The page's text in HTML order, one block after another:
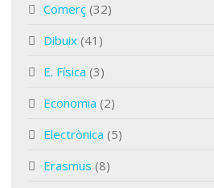
Comerç (32)
Dibuix (41)
E. Física (3)
Economia (2)
Electrònica (5)
Erasmus (8)